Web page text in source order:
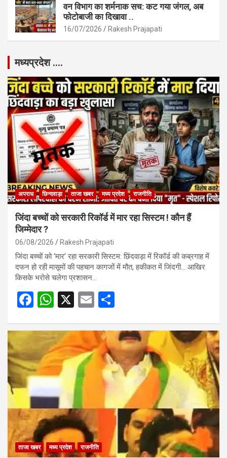
वन विभाग का शर्मनाक सच: कट गया जंगल, अब
फोटोबाजी का दिखावा ..
16/07/2026 Rakesh Prajapati
मध्यप्रदेश ….
अपराध छिन्दवाड़ा ताजा खबर मध्य प्रदेश राजनीति
जिंदा बच्चों को सरकारी रिकॉर्ड में मार रहा सिस्टम ! कौन हैं
जिम्मेदार ?
06/08/2026 Rakesh Prajapati
जिंदा बच्चों को ‘मार’ रहा सरकारी सिस्टम: छिंदवाड़ा में रिकॉर्ड की कब्रगाह में
दफन हो रही मासूमों की पहचान कागजों में मौत, हकीकत में जिंदगी… आखिर
किसके भरोसे चलेगा प्रशासन…
F
ce
b
o
o
k
W
at
s
A
p
p
X
E
ail ar
e
ताजा खबर मध्य प्रदेश राजनीति